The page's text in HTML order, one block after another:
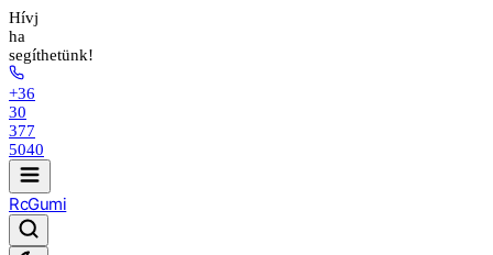
Hívj
ha
segíthetünk!
+36
30
377
5040
RcGumi